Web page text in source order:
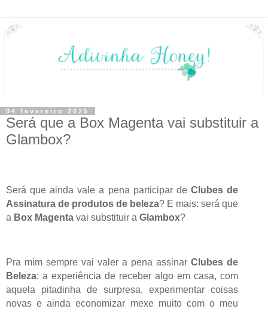
04 fevereiro 2025
Será que a Box Magenta vai substituir a
Glambox?
Será que ainda vale a pena participar de Clubes de
Assinatura de produtos de beleza? E mais: será que
a Box Magenta vai substituir a Glambox?
Pra mim sempre vai valer a pena assinar Clubes de
Beleza: a experiência de receber algo em casa, com
aquela pitadinha de surpresa, experimentar coisas
novas e ainda economizar mexe muito com o meu